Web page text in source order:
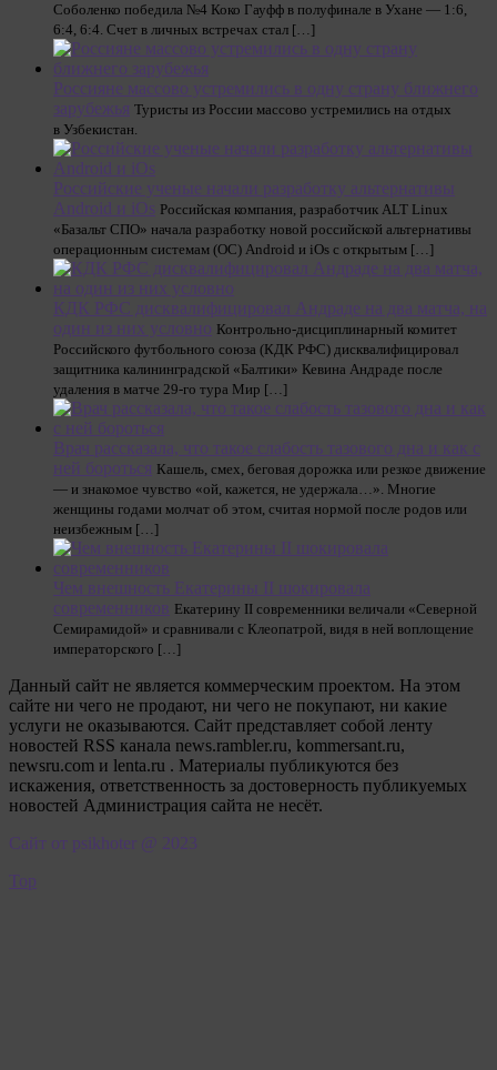
Соболенко победила №4 Коко Гауфф в полуфинале в Ухане — 1:6,
6:4, 6:4. Счет в личных встречах стал […]
Россияне массово устремились в одну страну ближнего
зарубежья Туристы из России массово устремились на отдых
в Узбекистан.
Российские ученые начали разработку альтернативы
Android и iOs Российская компания, разработчик ALT Linux
«Базальт СПО» начала разработку новой российской альтернативы
операционным системам (ОС) Android и iOs с открытым […]
КДК РФС дисквалифицировал Андраде на два матча, на
один из них условно Контрольно-дисциплинарный комитет
Российского футбольного союза (КДК РФС) дисквалифицировал
защитника калининградской «Балтики» Кевина Андраде после
удаления в матче 29-го тура Мир […]
Врач рассказала, что такое слабость тазового дна и как с
ней бороться Кашель, смех, беговая дорожка или резкое движение
— и знакомое чувство «ой, кажется, не удержала…». Многие
женщины годами молчат об этом, считая нормой после родов или
неизбежным […]
Чем внешность Екатерины II шокировала
современников Екатерину II современники величали «Северной
Семирамидой» и сравнивали с Клеопатрой, видя в ней воплощение
императорского […]
Данный сайт не является коммерческим проектом. На этом
сайте ни чего не продают, ни чего не покупают, ни какие
услуги не оказываются. Сайт представляет собой ленту
новостей RSS канала news.rambler.ru, kommersant.ru,
newsru.com и lenta.ru . Материалы публикуются без
искажения, ответственность за достоверность публикуемых
новостей Администрация сайта не несёт.
Сайт от psikhoter @ 2023
Top